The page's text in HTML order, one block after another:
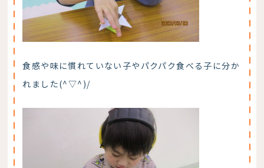
食感や味に慣れていない子やパクパク食べる子に分か
れました(^▽^)/